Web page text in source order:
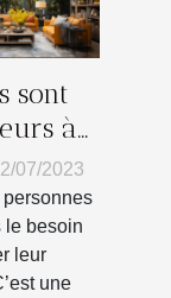
sont
à
de
07/2023
le besoin
leur
une